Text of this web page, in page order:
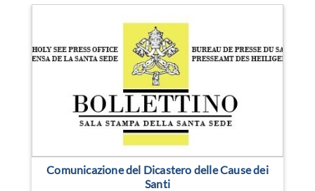
Comunicazione del Dicastero delle Cause dei
Santi